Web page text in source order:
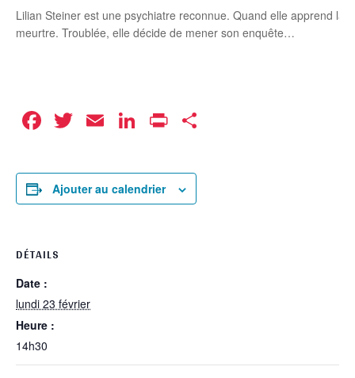
Lilian Steiner est une psychiatre reconnue. Quand elle apprend la
meurtre. Troublée, elle décide de mener son enquête…
Facebook
Twitter
EmailLinkedIn
Print
Ajouter au calendrier
DÉTAILS
Date :
lundi 23 février
Heure :
14h30